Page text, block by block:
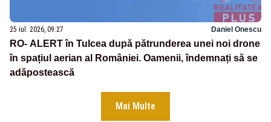
25 iul. 2026, 09:27 Daniel Onescu
RO- ALERT în Tulcea după pătrunderea unei noi drone
în spațiul aerian al României. Oamenii, îndemnați să se
adăpostească
Mai Multe